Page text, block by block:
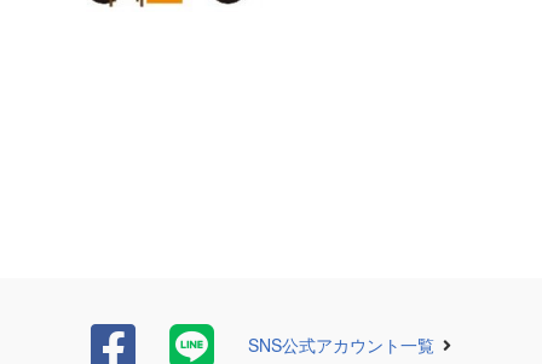
SNS公式アカウント一覧